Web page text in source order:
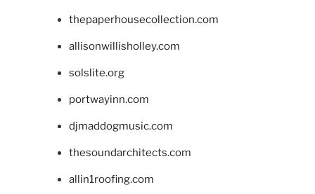
thepaperhousecollection.com
allisonwillisholley.com
solslite.org
portwayinn.com
djmaddogmusic.com
thesoundarchitects.com
allin1roofing.com